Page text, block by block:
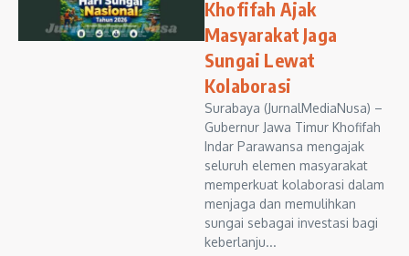
Khofifah Ajak
Masyarakat Jaga
Sungai Lewat
Kolaborasi
Surabaya (JurnalMediaNusa) –
Gubernur Jawa Timur Khofifah
Indar Parawansa mengajak
seluruh elemen masyarakat
memperkuat kolaborasi dalam
menjaga dan memulihkan
sungai sebagai investasi bagi
keberlanju...